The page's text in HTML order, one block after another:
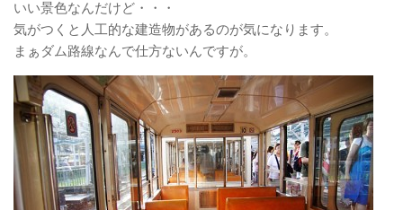
いい景色なんだけど・・・
気がつくと人工的な建造物があるのが気になります。
まぁダム路線なんで仕方ないんですが。